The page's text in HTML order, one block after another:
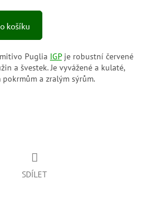
košíku
Puglia IGPje robustní červené
a švestek. Je vyvážené a kulaté,
a zralým sýrům.
SDÍLET